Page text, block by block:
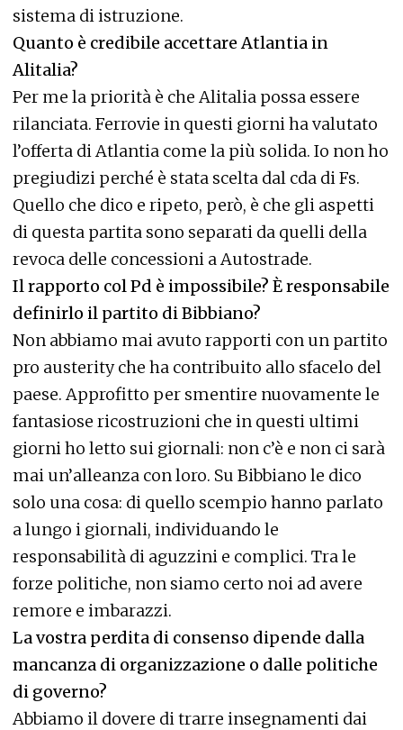
sistema di istruzione.
Quanto è credibile accettare Atlantia in
Alitalia?
Per me la priorità è che Alitalia possa essere
rilanciata. Ferrovie in questi giorni ha valutato
l’offerta di Atlantia come la più solida. Io non ho
pregiudizi perché è stata scelta dal cda di Fs.
Quello che dico e ripeto, però, è che gli aspetti
di questa partita sono separati da quelli della
revoca delle concessioni a Autostrade.
Il rapporto col Pd è impossibile? È responsabile
definirlo il partito di Bibbiano?
Non abbiamo mai avuto rapporti con un partito
pro austerity che ha contribuito allo sfacelo del
paese. Approfitto per smentire nuovamente le
fantasiose ricostruzioni che in questi ultimi
giorni ho letto sui giornali: non c’è e non ci sarà
mai un’alleanza con loro. Su Bibbiano le dico
solo una cosa: di quello scempio hanno parlato
a lungo i giornali, individuando le
responsabilità di aguzzini e complici. Tra le
forze politiche, non siamo certo noi ad avere
remore e imbarazzi.
La vostra perdita di consenso dipende dalla
mancanza di organizzazione o dalle politiche
di governo?
Abbiamo il dovere di trarre insegnamenti dai